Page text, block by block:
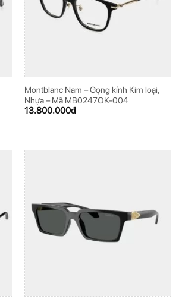
Montblanc Nam – Gọng kính Kim loại,
Nhựa – Mã MB0247OK-004
13.800.000đ